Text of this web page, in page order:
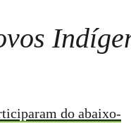
do abaixo-